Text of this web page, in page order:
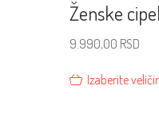
Ženske
9.990,00 RSD
Izaberite